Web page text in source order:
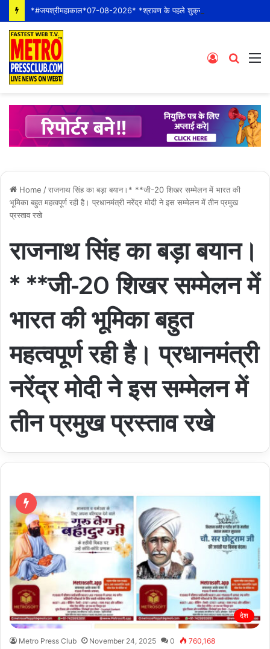
Search
Log
Home /राजनाथ सिंह का बड़ा बयान।* **जी-20 शिखर सम्मेलन में भारत की
भूमिका बहुत महत्वपूर्ण रही है। प्रधानमंत्री नरेंद्र मोदी ने इस सम्मेलन में तीन प्रमुख
प्रस्ताव रखे
राजनाथ सिंह का बड़ा बयान।
* **जी-20 शिखर सम्मेलन में
भारत की भूमिका बहुत
महत्वपूर्ण रही है। प्रधानमंत्री
नरेंद्र मोदी ने इस सम्मेलन में
तीन प्रमुख प्रस्ताव रखे
देश
Metro Press Club November 24, 2025 0 760,168